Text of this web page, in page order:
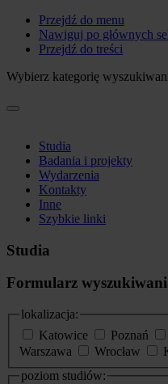
Przejdź do menu
Nawiguj po głównych
Przejdź do treści
Wybierz kategorię
Studia
Badania i projekty
Wydarzenia
Kontakty
Inne
Szybkie linki
Studia
Formularz
lokalizacja:
Katowice
Poznań
Warszawa
Wrocław
poziom studiów: